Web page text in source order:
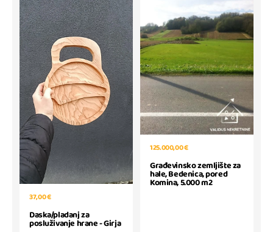
37,00 €
Daska/pladanj za
posluživanje hrane - Girja
125.000,00 €
Građevinsko zemljište za
hale, Bedenica, pored
Komina, 5.000 m2